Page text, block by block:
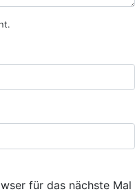
für das nächste Mal